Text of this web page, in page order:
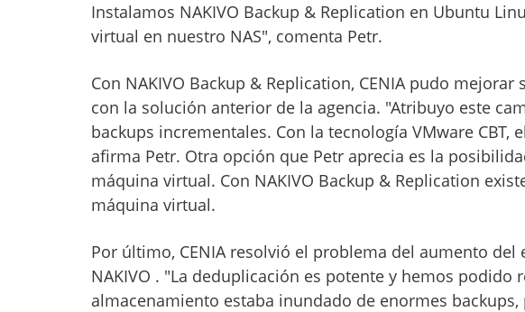
Instalamos NAKIVO Backup & Replication en Ubuntu
virtual en nuestro NAS", comenta Petr.
Con NAKIVO Backup & Replication, CENIA pudo
con la solución anterior de la agencia. "Atribuyo este
backups incrementales. Con la tecnología VMware
afirma Petr. Otra opción que Petr aprecia es la
máquina virtual. Con NAKIVO Backup & Replication
máquina virtual.
Por último, CENIA resolvió el problema del aumento
NAKIVO . "La deduplicación es potente y hemos podido
almacenamiento estaba inundado de enormes